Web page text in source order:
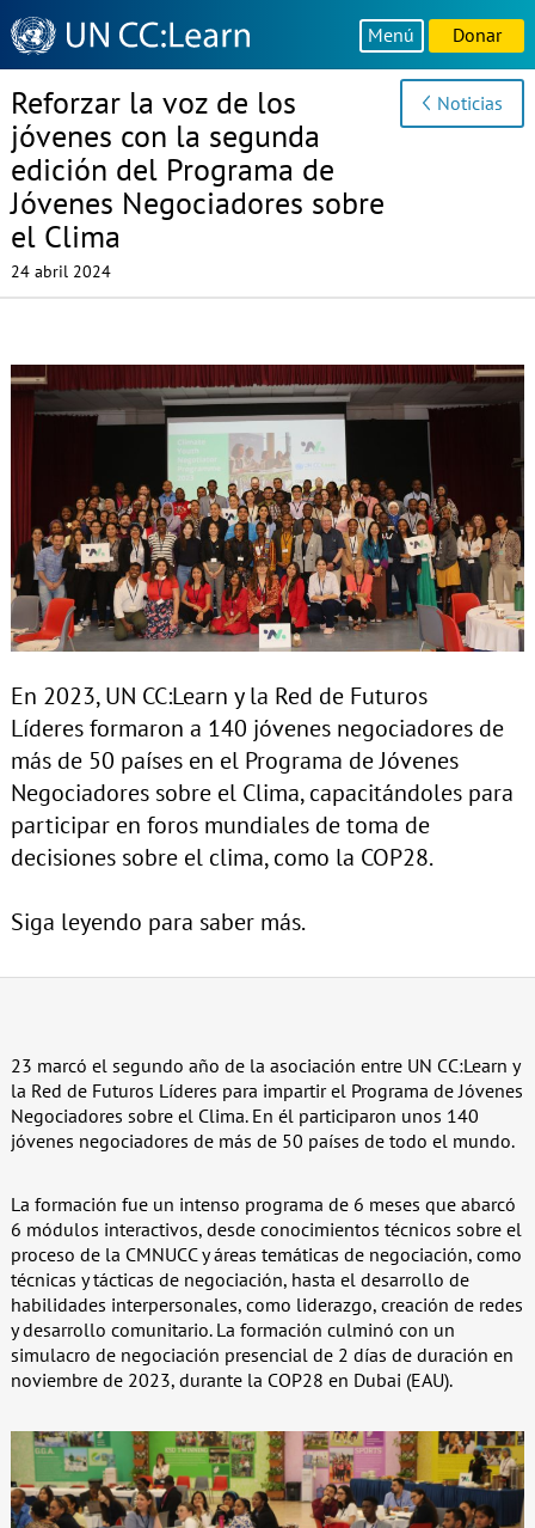
Knowledge
Sharing
Platform
Menú Donar
Reforzar la voz de los
jóvenes con la segunda
edición del Programa de
Jóvenes Negociadores sobre
el Clima
24 abril 2024
Noticias
En 2023, UN CC:Learn y la Red de Futuros
Líderes formaron a 140 jóvenes negociadores de
más de 50 países en el Programa de Jóvenes
Negociadores sobre el Clima, capacitándoles para
participar en foros mundiales de toma de
decisiones sobre el clima, como la COP28.
Siga leyendo para saber más.
23 marcó el segundo año de la asociación entre UN CC:Learn y
la Red de Futuros Líderes para impartir el Programa de Jóvenes
Negociadores sobre el Clima. En él participaron unos 140
jóvenes negociadores de más de 50 países de todo el mundo.
La formación fue un intenso programa de 6 meses que abarcó
6 módulos interactivos, desde conocimientos técnicos sobre el
proceso de la CMNUCC y áreas temáticas de negociación, como
técnicas y tácticas de negociación, hasta el desarrollo de
habilidades interpersonales, como liderazgo, creación de redes
y desarrollo comunitario. La formación culminó con un
simulacro de negociación presencial de 2 días de duración en
noviembre de 2023, durante la COP28 en Dubai (EAU).